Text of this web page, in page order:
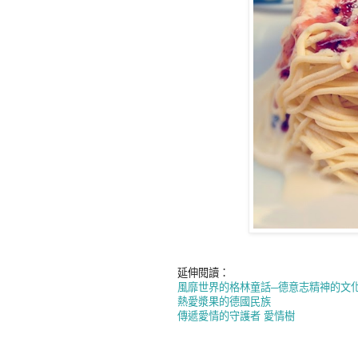
延伸閱讀：
風靡世界的格林童話─德意志精神的文
熱愛漿果的德國民族
傳遞愛情的守護者 愛情樹